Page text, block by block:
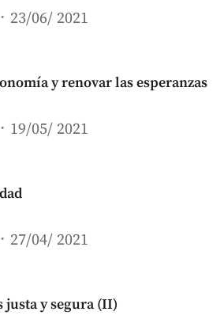
23/06/ 2021
y renovar las esperanzas
19/05/ 2021
27/04/ 2021
justa y segura (II)